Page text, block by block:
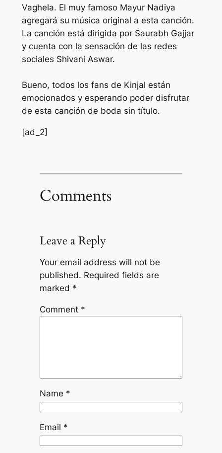
Vaghela. El muy famoso Mayur Nadiya
agregará su música original a esta canción.
La canción está dirigida por Saurabh Gajjar
y cuenta con la sensación de las redes
sociales Shivani Aswar.
Bueno, todos los fans de Kinjal están
emocionados y esperando poder disfrutar
de esta canción de boda sin título.
[ad_2]
Comments
Leave a Reply
Your email address will not be
published. Required fields are
marked *
Comment *
Name *
Email *